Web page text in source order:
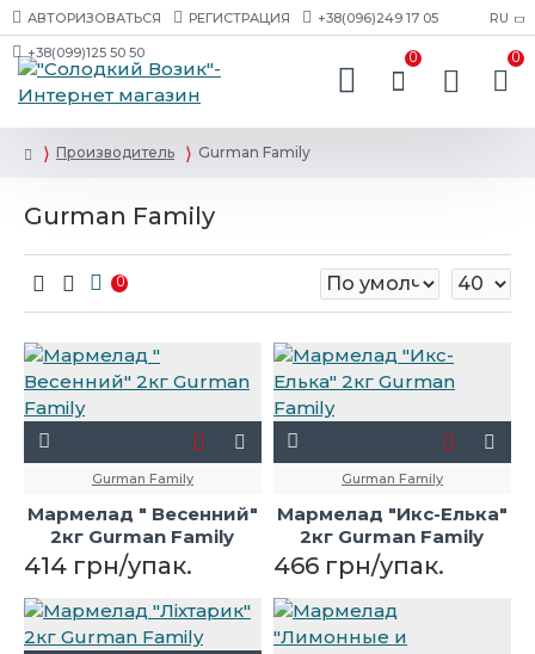
АВТОРИЗОВАТЬСЯ РЕГИСТРАЦИЯ +38(096)249 17 05
+38(099)125 50 50
RU
0 0
Производитель Gurman Family
Gurman Family
0
Gurman Family
Мармелад " Весенний"
2кг Gurman Family
414 грн/упак.
Gurman Family
Мармелад "Икс-Елька"
2кг Gurman Family
466 грн/упак.